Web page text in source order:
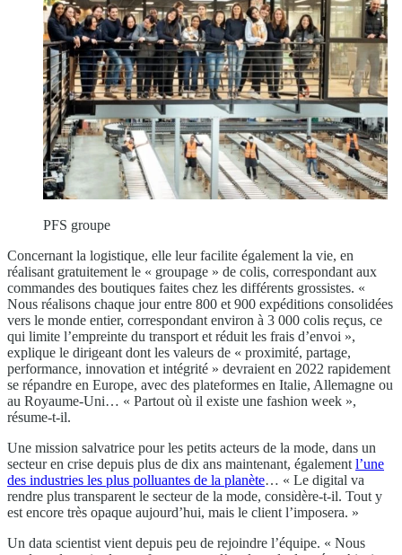
PFS groupe
Concernant la logistique, elle leur facilite également la vie, en
réalisant gratuitement le « groupage » de colis, correspondant aux
commandes des boutiques faites chez les différents grossistes. «
Nous réalisons chaque jour entre 800 et 900 expéditions consolidées
vers le monde entier, correspondant environ à 3 000 colis reçus, ce
qui limite l’empreinte du transport et réduit les frais d’envoi »,
explique le dirigeant dont les valeurs de « proximité, partage,
performance, innovation et intégrité » devraient en 2022 rapidement
se répandre en Europe, avec des plateformes en Italie, Allemagne ou
au Royaume-Uni… « Partout où il existe une fashion week »,
résume-t-il.
Une mission salvatrice pour les petits acteurs de la mode, dans un
secteur en crise depuis plus de dix ans maintenant, également l’une
des industries les plus polluantes de la planète… « Le digital va
rendre plus transparent le secteur de la mode, considère-t-il. Tout y
est encore très opaque aujourd’hui, mais le client l’imposera. »
Un data scientist vient depuis peu de rejoindre l’équipe. « Nous